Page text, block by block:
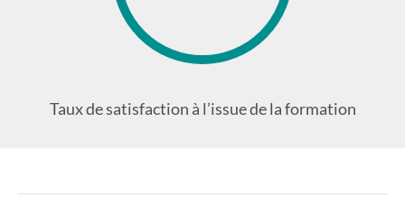
Taux de satisfaction à l’issue de la formation